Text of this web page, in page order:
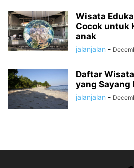
Wisata
Cocok untuk
anak
jalanjalan -
Daftar
yang Sayang
jalanjalan -